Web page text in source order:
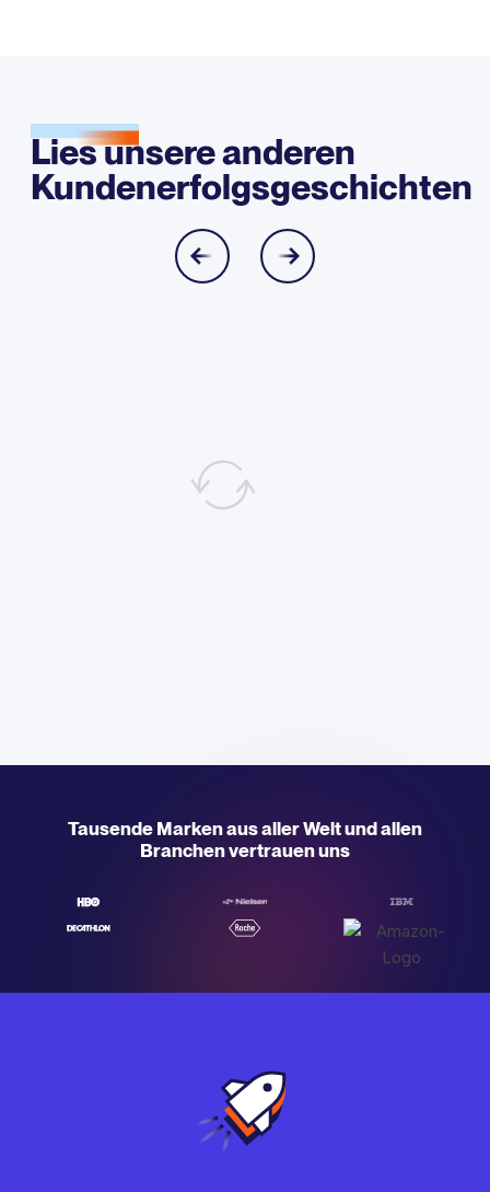
Lies unsere anderen
Kundenerfolgsgeschichten
Tausende Marken aus aller Welt und allen
Branchen vertrauen uns